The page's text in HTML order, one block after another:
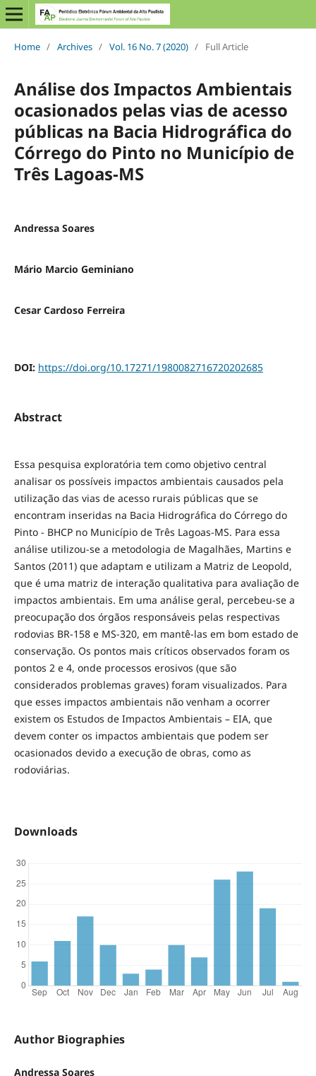
Home / Archives / Vol. 16 No. 7 (2020) / Full Article
Análise dos Impactos Ambientais
ocasionados pelas vias de acesso
públicas na Bacia Hidrográfica do
Córrego do Pinto no Município de
Três Lagoas-MS
Andressa Soares
Mário Marcio Geminiano
Cesar Cardoso Ferreira
DOI: https://doi.org/10.17271/1980082716720202685
Abstract
Essa pesquisa exploratória tem como objetivo central
analisar os possíveis impactos ambientais causados pela
utilização das vias de acesso rurais públicas que se
encontram inseridas na Bacia Hidrográfica do Córrego do
Pinto - BHCP no Município de Três Lagoas-MS. Para essa
análise utilizou-se a metodologia de Magalhães, Martins e
Santos (2011) que adaptam e utilizam a Matriz de Leopold,
que é uma matriz de interação qualitativa para avaliação de
impactos ambientais. Em uma análise geral, percebeu-se a
preocupação dos órgãos responsáveis pelas respectivas
rodovias BR-158 e MS-320, em mantê-las em bom estado de
conservação. Os pontos mais críticos observados foram os
pontos 2 e 4, onde processos erosivos (que são
considerados problemas graves) foram visualizados. Para
que esses impactos ambientais não venham a ocorrer
existem os Estudos de Impactos Ambientais – EIA, que
devem conter os impactos ambientais que podem ser
ocasionados devido a execução de obras, como as
rodoviárias.
Downloads
Author Biographies
Andressa Soares